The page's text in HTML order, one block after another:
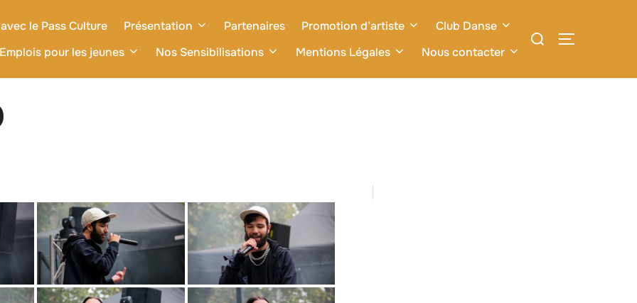
le Pass Culture Présentation Partenaires Promotion d’artiste
Club Danse
pour les jeunes
Nos Sensibilisations Mentions Légales Nous contacter